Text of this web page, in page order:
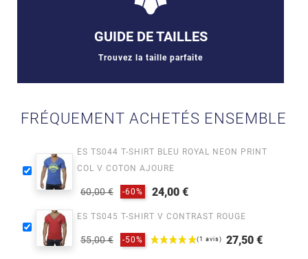
GUIDE DE TAILLES
Trouvez la taille parfaite
FRÉQUEMENT ACHETÉS ENSEMBLE
ES TS044 T-SHIRT BLEU ROYAL NEON PRINT
COL V COTON AJOURE
Prix
​​
habituel
60,00 € -60%
Prix 24,00 €
ES TS045 T-SHIRT V CONTRAST ROUGE
Prix
55,00 € -50%
Prix 27,50 €